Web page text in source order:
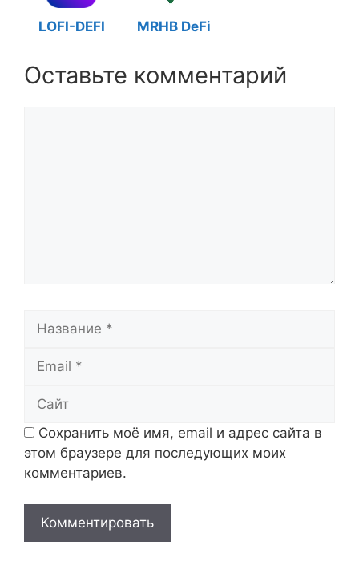
LOFI-DEFI MRHB DeFi
Оставьте комментарий
Название
Email
Сайт
Сохранить моё имя, email и адрес сайта в
этом браузере для последующих моих
комментариев.